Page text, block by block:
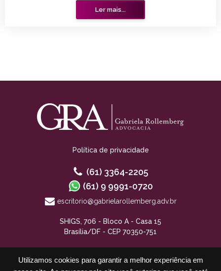
Utilizamos cookies para garantir a melhor experiência em
Ler mais...
Política de privacidade
(61) 3364-2205
(61) 9 9991-0720
escritorio@gabrielarollemberg.adv.br
SHIGS, 706 - Bloco A - Casa 15
Brasília/DF - CEP 70350-751